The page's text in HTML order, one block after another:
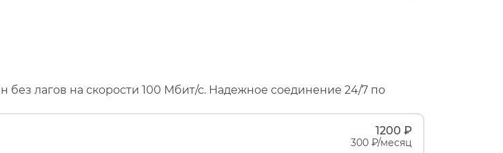
лагов на скорости 100 Мбит/с. Надежное соединение 24/7 по
1200 ₽
300 ₽/месяц